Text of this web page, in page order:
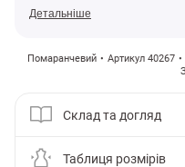
Детальніше
Помаранчевий Артикул 40267
Склад та догляд
Таблиця розмірів